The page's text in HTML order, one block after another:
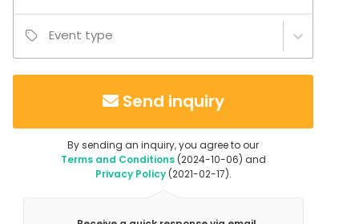
Event type
Send inquiry
By sending an inquiry, you agree to our
Terms and Conditions(2024-10-06) and
Privacy Policy(2021-02-17).